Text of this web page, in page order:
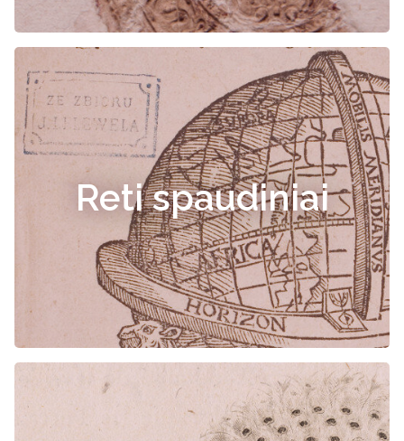
Reti spaudiniai